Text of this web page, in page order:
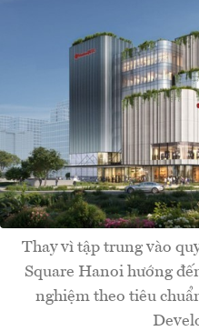
Thay vì tập trung vào
Square Hanoi hướng
nghiệm theo tiêu